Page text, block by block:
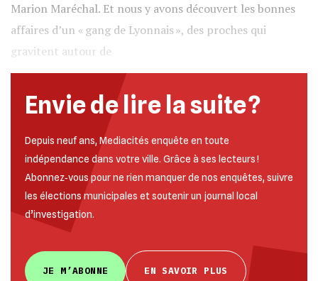
Marion Maréchal. Et nous y avons découvert les bonnes
affaires d’un « gang de Lyonnais », des proches qui
gravitent autour de
Envie de lire la suite ?
Depuis neuf ans, Mediacités enquête en toute
indépendance dans votre ville. Grâce à ses lecteurs !
Abonnez‐vous pour ne rien manquer de nos enquêtes, suivre
les élections municipales et soutenir un journal local
d’investigation.
JE M’ABONNE EN SAVOIR PLUS